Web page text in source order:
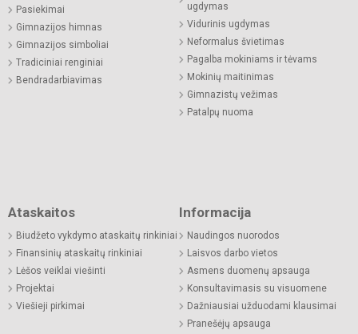
Pasiekimai
Gimnazijos himnas
Gimnazijos simboliai
Tradiciniai renginiai
Bendradarbiavimas
ugdymas
Vidurinis ugdymas
Neformalus švietimas
Pagalba mokiniams ir tėvams
Mokinių maitinimas
Gimnazistų vežimas
Patalpų nuoma
Ataskaitos
Biudžeto vykdymo ataskaitų rinkiniai
Finansinių ataskaitų rinkiniai
Lėšos veiklai viešinti
Projektai
Viešieji pirkimai
Informacija
Naudingos nuorodos
Laisvos darbo vietos
Asmens duomenų apsauga
Konsultavimasis su visuomene
Dažniausiai užduodami klausimai
Pranešėjų apsauga